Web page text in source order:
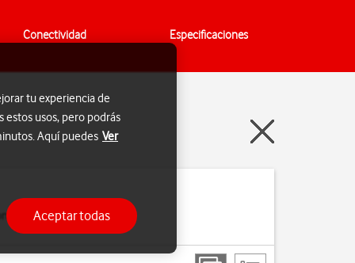
Conectividad Especificaciones
cuando cambias
tu experiencia de
estos usos, pero podrás
Aquí puedes Ver
Aceptar todas